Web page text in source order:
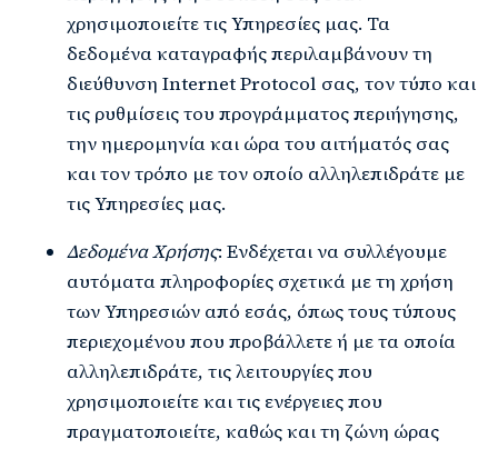
χρησιμοποιείτε τις Υπηρεσίες μας. Τα
δεδομένα καταγραφής περιλαμβάνουν τη
διεύθυνση Internet Protocol σας, τον τύπο και
τις ρυθμίσεις του προγράμματος περιήγησης,
την ημερομηνία και ώρα του αιτήματός σας
και τον τρόπο με τον οποίο αλληλεπιδράτε με
τις Υπηρεσίες μας.
Δεδομένα Χρήσης: Ενδέχεται να συλλέγουμε
αυτόματα πληροφορίες σχετικά με τη χρήση
των Υπηρεσιών από εσάς, όπως τους τύπους
περιεχομένου που προβάλλετε ή με τα οποία
αλληλεπιδράτε, τις λειτουργίες που
χρησιμοποιείτε και τις ενέργειες που
πραγματοποιείτε, καθώς και τη ζώνη ώρας